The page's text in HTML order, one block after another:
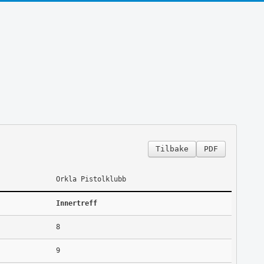
PDF
Tilbake
Orkla Pistolklubb
Innertreff
8
9